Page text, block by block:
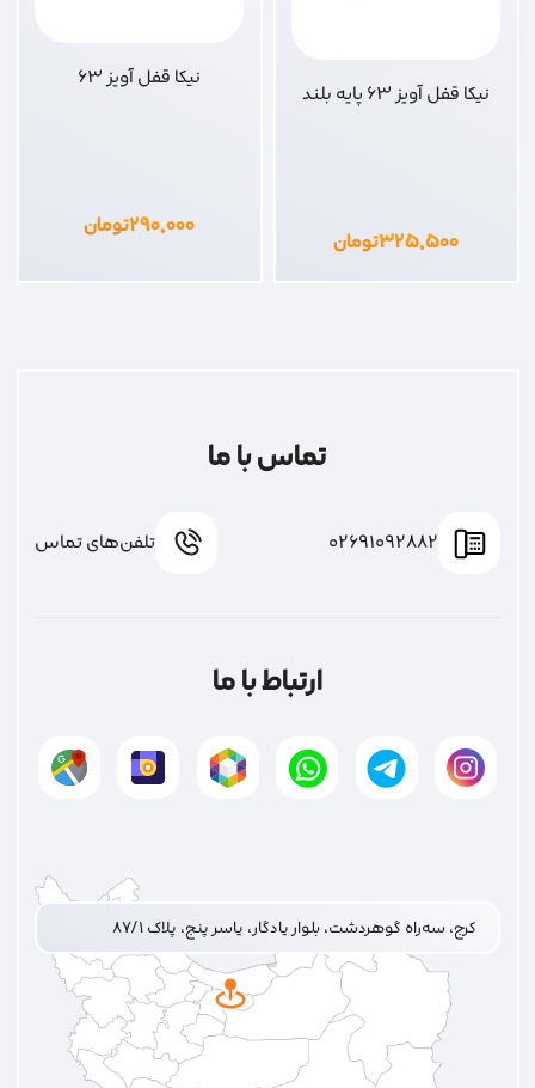
نیکا قفل آویز 63 پایه بلند
۳۲۵,۵۰۰تومان
نیکا قفل آویز 63
۲۹۰,۰۰۰تومان
تماس با ما
02691092882 تلفن‌های تماس
ارتباط با ما
کرج، سه‌راه گوهردشت، بلوار یادگار، یاسر پنج، پلاک ۸۷/۱